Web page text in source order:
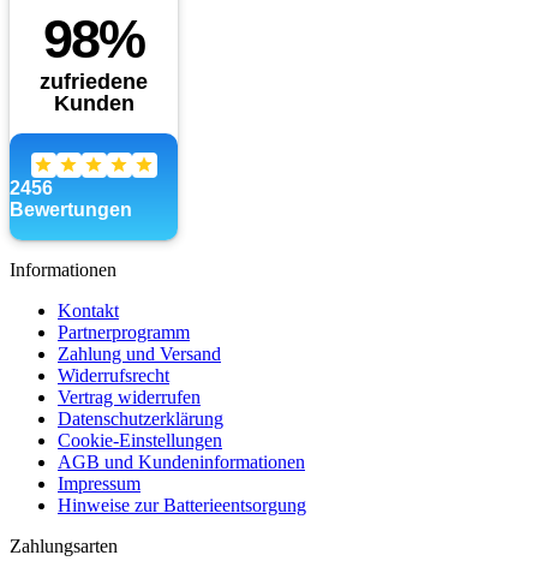
Informationen
Kontakt
Partnerprogramm
Zahlung und Versand
Widerrufsrecht
Vertrag widerrufen
Datenschutzerklärung
Cookie-Einstellungen
AGB und Kundeninformationen
Impressum
Hinweise zur Batterieentsorgung
Zahlungsarten